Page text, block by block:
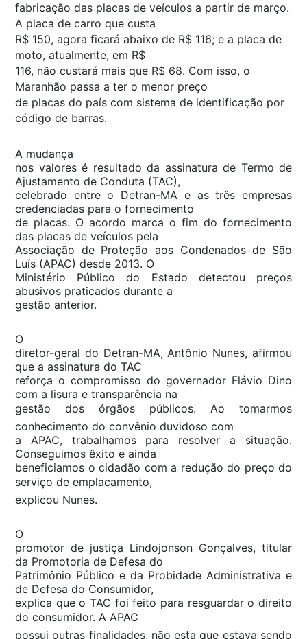
fabricação das placas de veículos a partir de março.
A placa de carro que custa
R$ 150, agora ficará abaixo de R$ 116; e a placa de
moto, atualmente, em R$
116, não custará mais que R$ 68. Com isso, o
Maranhão passa a ter o menor preço
de placas do país com sistema de identificação por
código de barras.
A mudança
nos valores é resultado da assinatura de Termo de
Ajustamento de Conduta (TAC),
celebrado entre o Detran-MA e as três empresas
credenciadas para o fornecimento
de placas. O acordo marca o fim do fornecimento
das placas de veículos pela
Associação de Proteção aos Condenados de São
Luís (APAC) desde 2013. O
Ministério Público do Estado detectou preços
abusivos praticados durante a
gestão anterior.
O
diretor-geral do Detran-MA, Antônio Nunes, afirmou
que a assinatura do TAC
reforça o compromisso do governador Flávio Dino
com a lisura e transparência na
gestão dos órgãos públicos. Ao tomarmos
conhecimento do convênio duvidoso com
a APAC, trabalhamos para resolver a situação.
Conseguimos êxito e ainda
beneficiamos o cidadão com a redução do preço do
serviço de emplacamento,
explicou Nunes.
O
promotor de justiça Lindojonson Gonçalves, titular
da Promotoria de Defesa do
Patrimônio Público e da Probidade Administrativa e
de Defesa do Consumidor,
explica que o TAC foi feito para resguardar o direito
do consumidor. A APAC
possui outras finalidades, não esta que estava sendo